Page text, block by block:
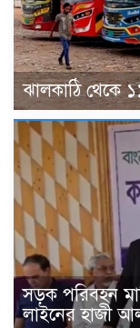
ঝালকাঠি থেকে
সড়ক পরিবহন
লাইনের হাজী